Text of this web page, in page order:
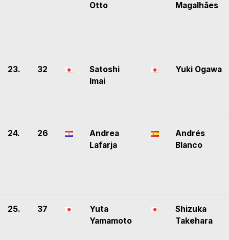
Otto
Magalhães
23. 32
Satoshi
Imai
Yuki Ogawa
24. 26
Andrea
Lafarja
Andrés
Blanco
25. 37
Yuta
Yamamoto
Shizuka
Takehara